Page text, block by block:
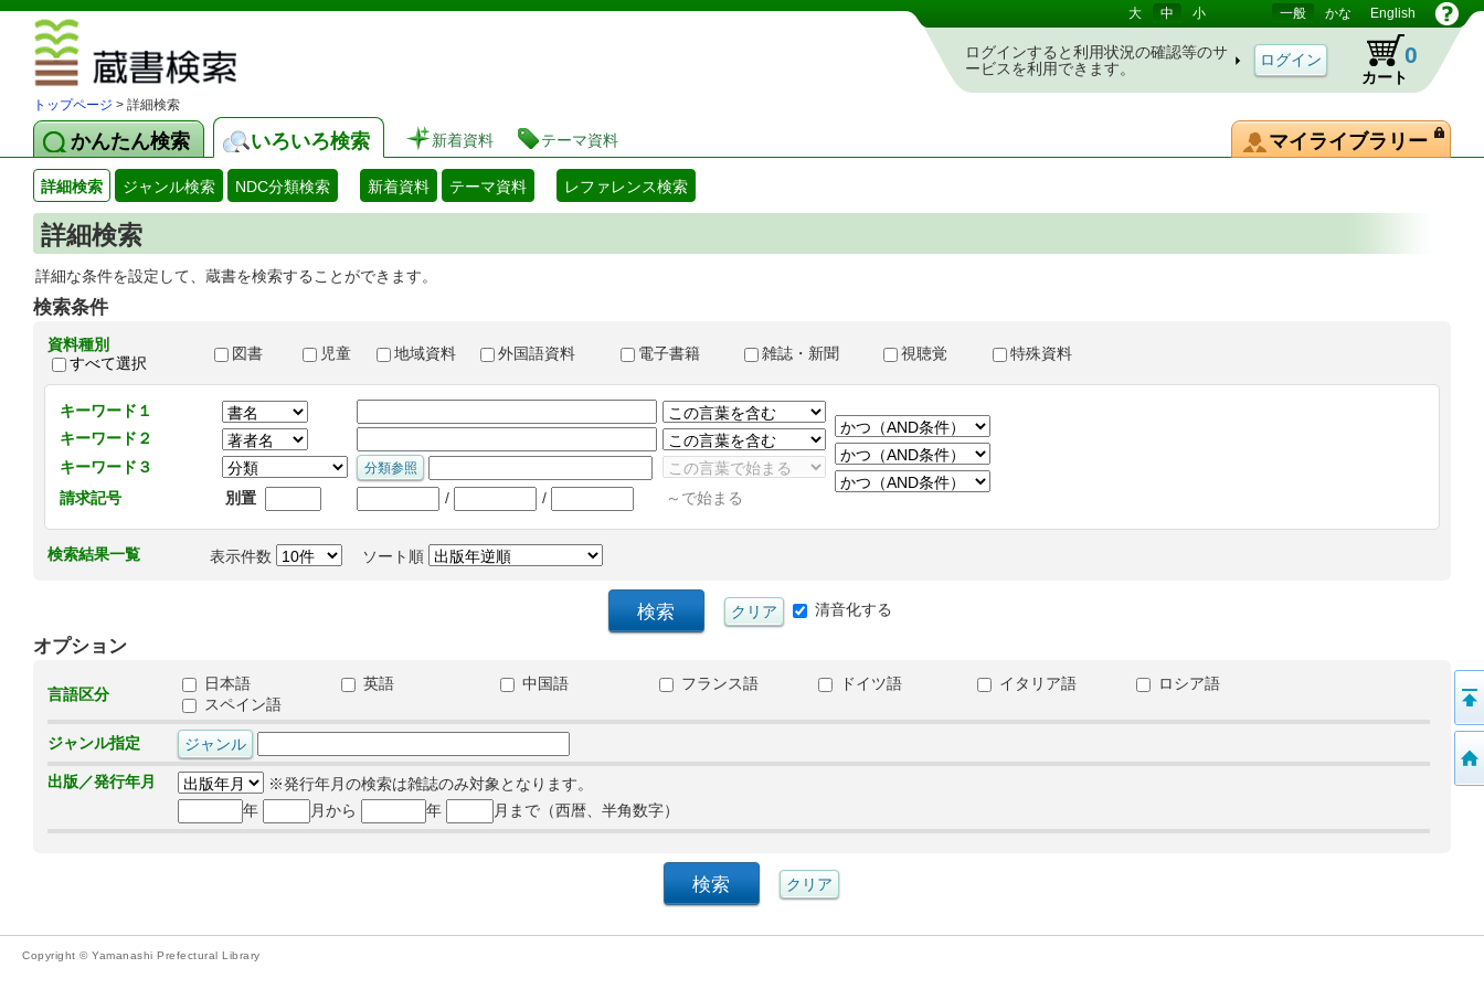
大 中 小 一般 かな English
ログインすると利用状況の確認等のサ
ービスを利用できます。
カート
0
トップページ > 詳細検索
かんたん検索 いろいろ検索 新着資料 テーマ資料 マイライブラリー
詳細検索 ジャンル検索 NDC分類検索 新着資料 テーマ資料 レファレンス検索
詳細検索
詳細な条件を設定して、蔵書を検索することができます。
検索条件
資料種別
すべて選択
図書 児童 地域資料 外国語資料 電子書籍 雑誌・新聞 視聴覚 特殊資料
キーワード１
キーワード２
キーワード３
請求記号
別置 / / ～で始まる
検索結果一覧 表示件数 ソート順
清音化する
オプション
言語区分
日本語 英語 中国語 フランス語 ドイツ語 イタリア語
ロシア語
スペイン語
ジャンル指定
出版／発行年月
※発行年月の検索は雑誌のみ対象となります。
年
月から 年 月まで（西暦、半角数字）
Copyright © Yamanashi Prefectural Library